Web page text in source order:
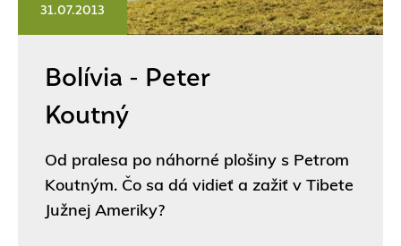
Bolívia - Peter
Koutný
Od pralesa po náhorné plošiny s Petrom
Koutným. Čo sa dá vidieť a zažiť v Tibete
Južnej Ameriky?
31.07.2013